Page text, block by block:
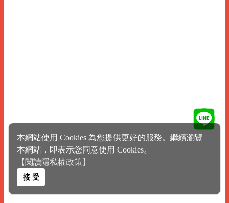
本網站使用 Cookies 為您提供更好的服務。繼續瀏覽
本網站，即表示您同意使用 Cookies。
【閱讀隱私權政策】
接 受